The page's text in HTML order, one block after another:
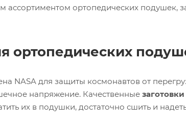
ортопедических подушек,
ортопедических
NASA для защиты космонавтов от
напряжение. Качественные
их в подушки, достаточно сшить и